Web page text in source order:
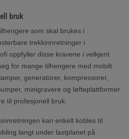
bruk
som skal brukes i
trekkinnretninger i
oppfyller disse kravene i velkjent
for mange tilhengere med mobilt
generatorer, kompressorer,
minigravere og løfteplattformer
til profesjonell bruk.
kan enkelt kobles til
langt under lastplanet på